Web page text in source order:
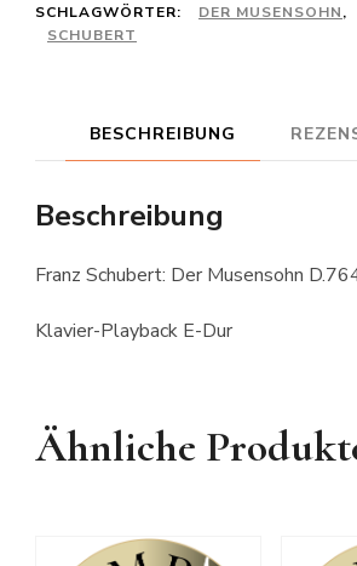
Dur
SCHLAGWÖRTER:
DER MUSENSOHN,
SCHUBERT
BESCHREIBUNG
Beschreibung
Franz Schubert: Der Musensohn
Klavier-Playback E-Dur
Ähnliche